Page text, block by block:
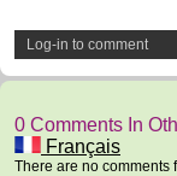
Log-in to comment
0 Comments In
Français
There are no comments